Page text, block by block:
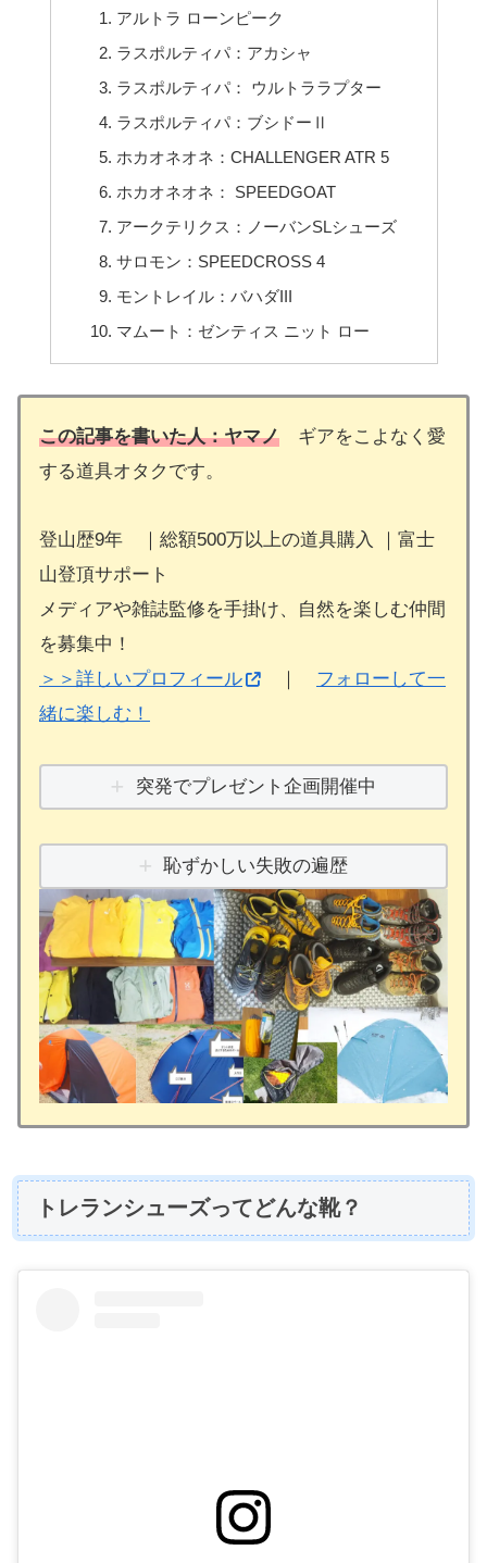
アルトラ ローンピーク
ラスポルティパ：アカシャ
ラスポルティパ： ウルトララプター
ラスポルティパ：ブシドーⅡ
ホカオネオネ：CHALLENGER ATR 5
ホカオネオネ： SPEEDGOAT
アークテリクス：ノーバンSLシューズ
サロモン：SPEEDCROSS 4
モントレイル：バハダIII
マムート：ゼンティス ニット ロー
この記事を書いた人：ヤマノ ギアをこよなく愛
する道具オタクです。
登山歴9年 ｜総額500万以上の道具購入 ｜富士
山登頂サポート
メディアや雑誌監修を手掛け、自然を楽しむ仲間
を募集中！
＞＞詳しいプロフィール
｜ フォローして一
緒に楽しむ！
突発でプレゼント企画開催中
恥ずかしい失敗の遍歴
トレランシューズってどんな靴？